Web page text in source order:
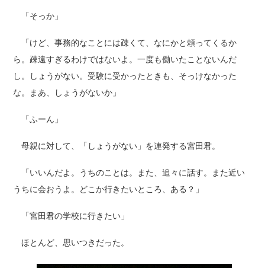
「そっか」
「けど、事務的なことには疎くて、なにかと頼ってくるか
ら。疎遠すぎるわけではないよ。一度も働いたことないんだ
し。しょうがない。受験に受かったときも、そっけなかった
な。まあ、しょうがないか」
「ふーん」
母親に対して、「しょうがない」を連発する宮田君。
「いいんだよ。うちのことは。また、追々に話す。また近い
うちに会おうよ。どこか行きたいところ、ある？」
「宮田君の学校に行きたい」
ほとんど、思いつきだった。